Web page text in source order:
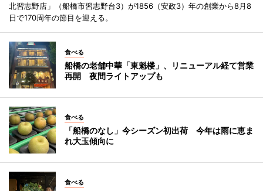
北習志野店」（船橋市習志野台3）が1856（安政3）年の創業から8月8
日で170周年の節目を迎える。
食べる
船橋の老舗中華「東魁楼」、リニューアル経て営業
再開 夜間ライトアップも
食べる
「船橋のなし」今シーズン初出荷 今年は雨に恵ま
れ大玉傾向に
食べる